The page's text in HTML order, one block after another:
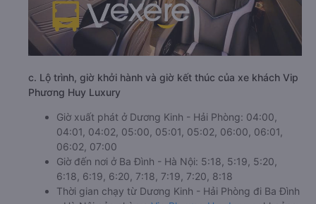
c. Lộ trình, giờ khởi hành và giờ kết thúc của xe khách Vip
Phương Huy Luxury
Giờ xuất phát ở Dương Kinh - Hải Phòng: 04:00,
04:01, 04:02, 05:00, 05:01, 05:02, 06:00, 06:01,
06:02, 07:00
Giờ đến nơi ở Ba Đình - Hà Nội: 5:18, 5:19, 5:20,
6:18, 6:19, 6:20, 7:18, 7:19, 7:20, 8:18
Thời gian chạy từ Dương Kinh - Hải Phòng đi Ba Đình